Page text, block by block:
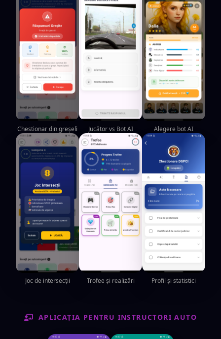
Chestionar din greșeli Jucător vs Bot AI Alegere bot AI
Joc de intersecții Trofee și realizări Profil și statistici
APLICAȚIA PENTRU INSTRUCTORI AUTO